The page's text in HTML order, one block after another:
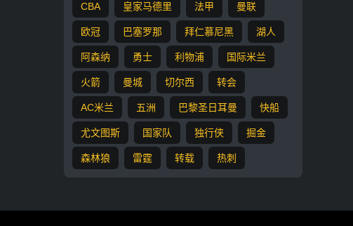
CBA 皇家马德里 法甲 曼联
欧冠 巴塞罗那 拜仁慕尼黑 湖人
阿森纳 勇士 利物浦 国际米兰
火箭 曼城 切尔西 转会
AC米兰 五洲 巴黎圣日耳曼 快船
尤文图斯 国家队 独行侠 掘金
森林狼 雷霆 转载 热刺